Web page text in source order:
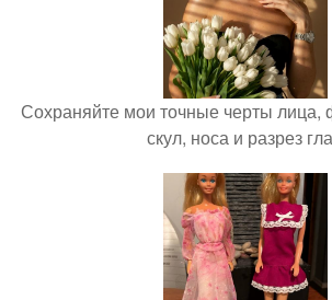
Сохраняйте мои точные черты лица,
скул, носа и разрез